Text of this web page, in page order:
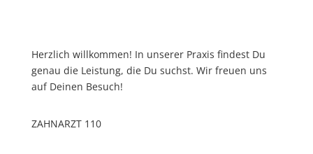
Herzlich willkommen! In unserer Praxis findest Du
genau die Leistung, die Du suchst. Wir freuen uns
auf Deinen Besuch!
ZAHNARZT 110